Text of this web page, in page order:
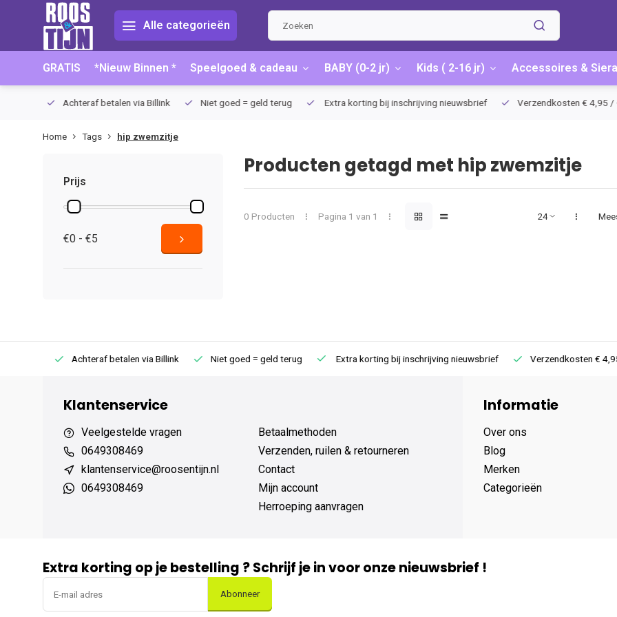
Alle categorieën
GRATIS *Nieuw Binnen * Speelgoed & cadeau BABY (0-2 jr) Kids ( 2-16 jr) Accessoires &
Achteraf betalen via Billink Niet goed = geld terug Extra korting bij inschrijving nieuwsbrief Verzendkosten € 4,95 /
Home Tags hip zwemzitje
Prijs
€0 - €5
Producten getagd met hip zwemzitje
0 Producten Pagina 1 van 1
Achteraf betalen via Billink Niet goed = geld terug Extra korting bij inschrijving nieuwsbrief Verzendkosten € 4,95
Klantenservice
Veelgestelde vragen
0649308469
klantenservice@roosentijn.nl
0649308469
Betaalmethoden
Verzenden, ruilen & retourneren
Contact
Mijn account
Herroeping aanvragen
Informatie
Over ons
Blog
Merken
Categorieën
Extra korting op je bestelling ? Schrijf je in voor onze nieuwsbrief !
Abonneer